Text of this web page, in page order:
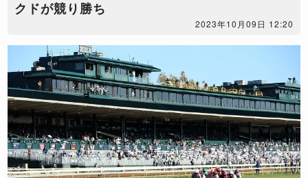
クドが競り勝ち
2023年10月09日 12:20